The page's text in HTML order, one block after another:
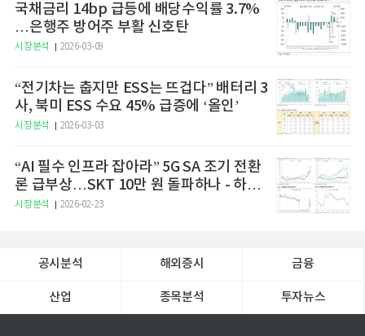
국채금리 14bp 급등에 배당수익률 3.7%
…은행주 방어주 부활 신호탄
시장분석 2026-03-09
“전기차는 춥지만 ESS는 뜨겁다” 배터리 3
사, 북미 ESS 수요 45% 급증에 ‘올인’
시장분석 2026-03-03
“AI 필수 인프라 잡아라” 5G SA 조기 전환
론 급부상…SKT 10만 원 돌파하나 - 하나
증권
시장분석 2026-02-23
공시분석 해외증시 금융
산업 종목분석 투자뉴스